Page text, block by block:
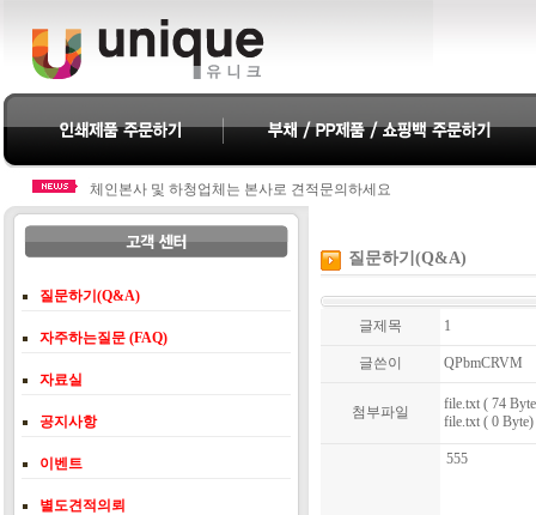
체인본사 및 하청업체는 본사로 견적문의하세요
체인본사 및 하청업체는 본사로 견적문의하세요
질문하기(Q&A)
자주하는질문 (FAQ)
자료실
공지사항
이벤트
별도견적의뢰
질문하기(Q&A)
글제목 1
글쓴이 QPbmCRVM
첨부파일
file.txt ( 74
file.txt ( 0 Byte)
555